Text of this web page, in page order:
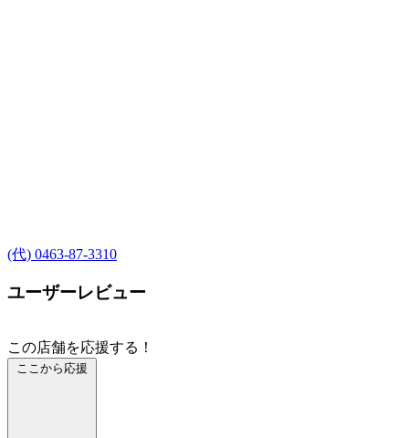
(代) 0463-87-3310
ユーザーレビュー
この店舗を応援する！
ここから応援